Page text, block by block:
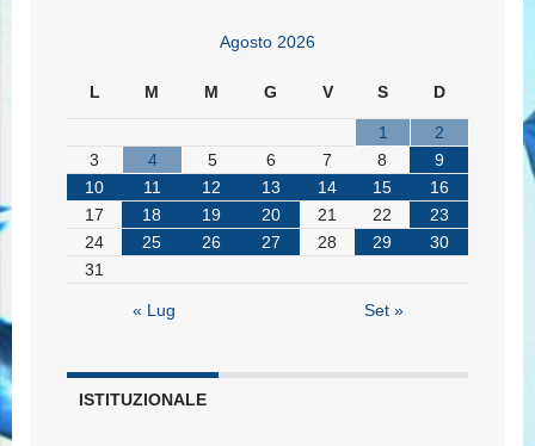
Agosto 2026
L M M G V S D
1
2
3
4 5 6 7 8
9
10
11 12 13 14 15
16
17
18 19 20 21 22
23
24
25 26 27 28 29
30
31
« Lug Set »
ISTITUZIONALE